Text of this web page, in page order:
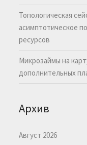
Топологическая
асимптотическое
ресурсов
Микрозаймы на
дополнительных
Архив
Август 2026